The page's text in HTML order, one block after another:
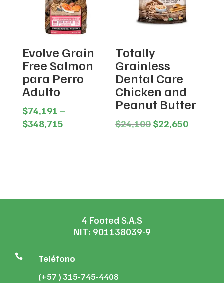
Evolve Grain
Free Salmon
para Perro
Adulto
$74,191 –
$348,715Price
Totally
Grainless
Dental Care
Chicken and
Peanut Butter
$24,100 Original
$22,650Current
4 Footed S.A.S
NIT: 901138039-9
 Teléfono
(+57 ) 315-745-4408